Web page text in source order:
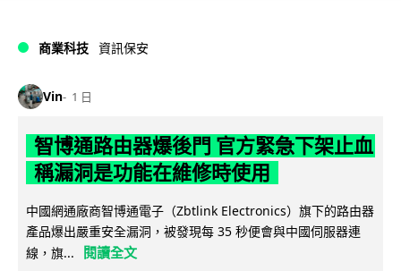
商業科技 資訊保安
Vin 1 日
智博通路由器爆後門 官方緊急下架止血
稱漏洞是功能在維修時使用
中國網通廠商智博通電子（Zbtlink Electronics）旗下的路由器
產品爆出嚴重安全漏洞，被發現每 35 秒便會與中國伺服器連
線，旗...
閱讀全文